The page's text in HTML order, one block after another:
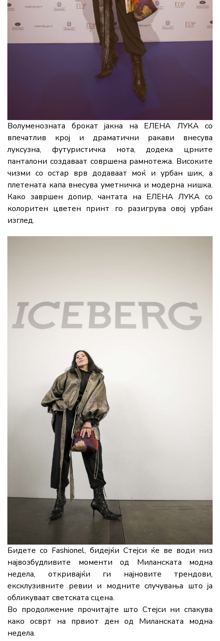
Волуменозната брокат јакна на ЕЛЕНА ЛУКА со
впечатлив крој и драматични ракави внесува
луксузна, футуристичка нота, додека црните
панталони создаваат совршена рамнотежа. Високите
чизми со остар врв додаваат моќ и урбан шик, а
плетената капа внесува уметничка и модерна нишка.
Како завршен допир, чантата на ЕЛЕНА ЛУКА со
колоритен цветен принт го разигрува овој урбан
изглед.
Бидете со Fashionel, бидејќи Стејси ќе ве води низ
највозбудливите моменти од Миланската модна
недела, откривајќи ги најновите трендови,
ексклузивните ревии и модните случувања што ја
обликуваат светската сцена.
Во продолжение прочитајте што Стејси ни спакува
како осврт на првиот ден од Миланската модна
недела.